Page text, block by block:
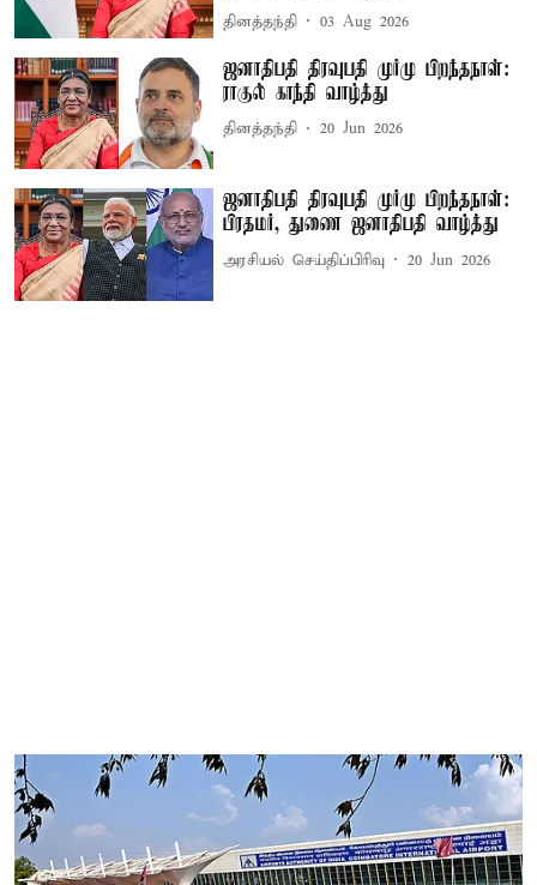
தினத்தந்தி 03 Aug 2026
ஜனாதிபதி திரவுபதி முர்மு பிறந்தநாள்:
ராகுல் காந்தி வாழ்த்து
தினத்தந்தி 20 Jun 2026
ஜனாதிபதி திரவுபதி முர்மு பிறந்தநாள்:
பிரதமர், துணை ஜனாதிபதி வாழ்த்து
அரசியல் செய்திப்பிரிவு 20 Jun 2026